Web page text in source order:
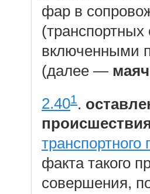
фар в
(транспортных
включенными
(далее —
2.401.
факта такого
совершения,